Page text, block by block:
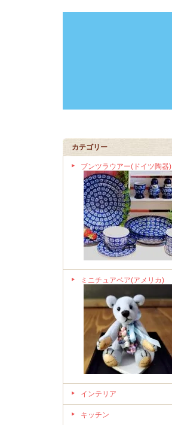
カテゴリー
ブンツラウアー(ドイツ陶器)
ミニチュアベア(アメリカ)
インテリア
キッチン